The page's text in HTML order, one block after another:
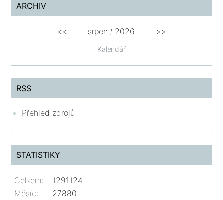
ARCHIV
Kalendář
<< srpen / 2026 >>
RSS
Přehled zdrojů
STATISTIKY
Celkem:
1291124
Měsíc:
27880